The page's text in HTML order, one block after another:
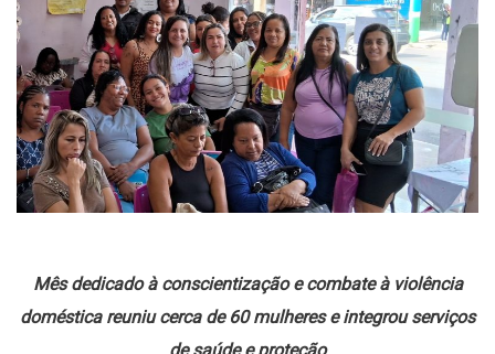
Mês dedicado à conscientização e combate à violência
doméstica reuniu cerca de 60 mulheres e integrou serviços